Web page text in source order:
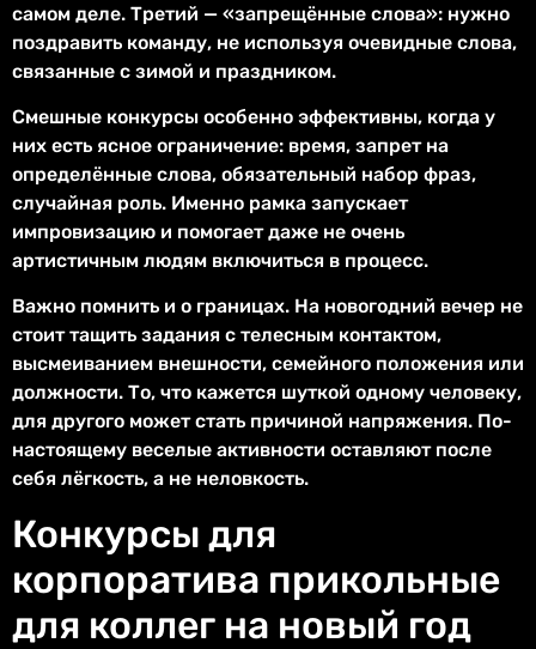
самом деле. Третий — «запрещённые слова»: нужно
поздравить команду, не используя очевидные слова,
связанные с зимой и праздником.
Смешные конкурсы особенно эффективны, когда у
них есть ясное ограничение: время, запрет на
определённые слова, обязательный набор фраз,
случайная роль. Именно рамка запускает
импровизацию и помогает даже не очень
артистичным людям включиться в процесс.
Важно помнить и о границах. На новогодний вечер не
стоит тащить задания с телесным контактом,
высмеиванием внешности, семейного положения или
должности. То, что кажется шуткой одному человеку,
для другого может стать причиной напряжения. По-
настоящему веселые активности оставляют после
себя лёгкость, а не неловкость.
Конкурсы для
корпоратива прикольные
для коллег на новый год